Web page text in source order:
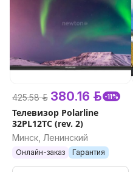
425.58 р. 380.16 р. -11%
Телевизор Polarline
32PL12TC (rev. 2)
Минск, Ленинский
Онлайн-заказ Гарантия